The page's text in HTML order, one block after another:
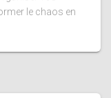
le chaos en